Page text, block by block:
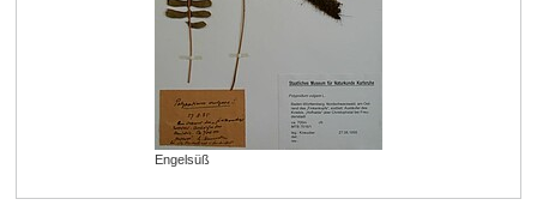
Engelsüß